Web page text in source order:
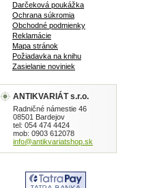
Darčeková poukážka
Ochrana súkromia
Obchodné podmienky
Reklamácie
Mapa stránok
Požiadavka na knihu
Zasielanie noviniek
ANTIKVARIÁT s.r.o.
Radničné námestie 46
08501 Bardejov
tel: 054 474 4424
mob: 0903 612078
info@antikvariatshop.sk